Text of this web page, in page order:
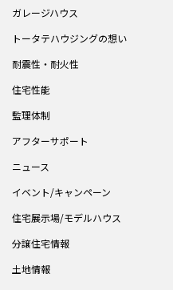
ガレージハウス
トータテハウジングの想い
耐震性・耐火性
住宅性能
監理体制
アフターサポート
ニュース
イベント/キャンペーン
住宅展示場/モデルハウス
分譲住宅情報
土地情報